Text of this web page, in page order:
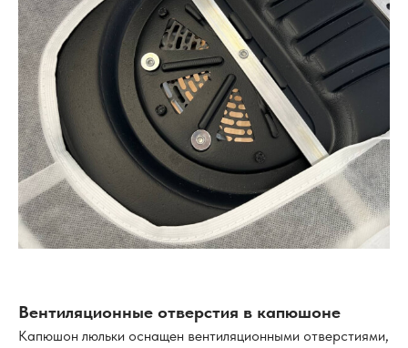
Вентиляционные отверстия в капюшоне
Капюшон люльки оснащен вентиляционными отверстиями,